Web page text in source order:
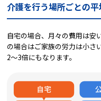
介護を行う場所ごとの
自宅の場合、月々の費用は安
の場合はご家族の労力は小さ
2〜3倍にもなります。